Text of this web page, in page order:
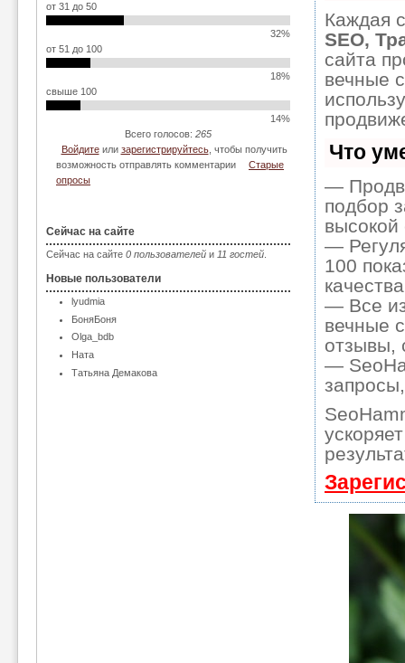
от 31 до 50
32%
от 51 до 100
18%
свыше 100
14%
Всего голосов: 265
Войдитеили зарегистрируйтесь, чтобы получить
возможность отправлять комментарии
Старые
опросы
Сейчас на сайте
Сейчас на сайте 0 пользователей и 11 гостей
Новые пользователи
lyudmia
БоняБоня
Olga_bdb
Ната
Татьяна Демакова
Каждая
SEO,
сайта
вечные
Что
—
подбор
высокой
—
100
— Все
вечные
отзывы,
—